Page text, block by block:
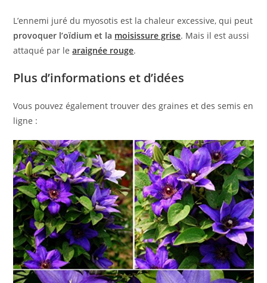
L’ennemi juré du myosotis est la chaleur excessive, qui peut
provoquer l’oïdium et la moisissure grise. Mais il est aussi
attaqué par learaignée rouge.
Plus d’informations et d’idées
Vous pouvez également trouver des graines et des semis en
ligne :